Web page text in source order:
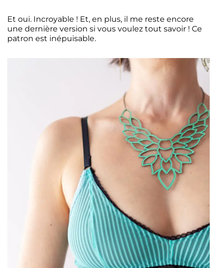
Et oui. Incroyable ! Et, en plus, il me reste encore
une dernière version si vous voulez tout savoir ! Ce
patron est inépuisable.